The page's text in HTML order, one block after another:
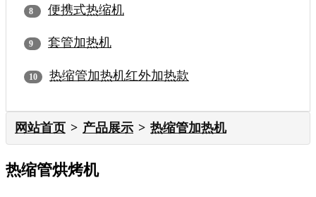
便携式热缩机
套管加热机
热缩管加热机红外加热款
网站首页 产品展示 热缩管加热机
热缩管烘烤机